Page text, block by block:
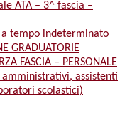
ATA – 3^ fascia –
a tempo indeterminato
GRADUATORIE
FASCIA – PERSONALE
amministrativi, assistenti
scolastici)